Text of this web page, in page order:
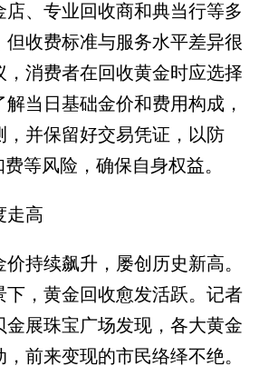
、专业回收商和典当行等多
但收费标准与服务水平差异很
，消费者在回收黄金时应选择
当日基础金价和费用构成，
，并保留好交易凭证，以防
等风险，确保自身权益。
高
续飙升，屡创历史新高。
下，黄金回收愈发活跃。记者
金展珠宝广场发现，各大黄金
前来变现的市民络绎不绝。